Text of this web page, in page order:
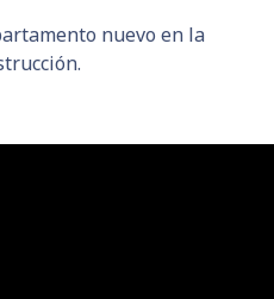
nuevo en la